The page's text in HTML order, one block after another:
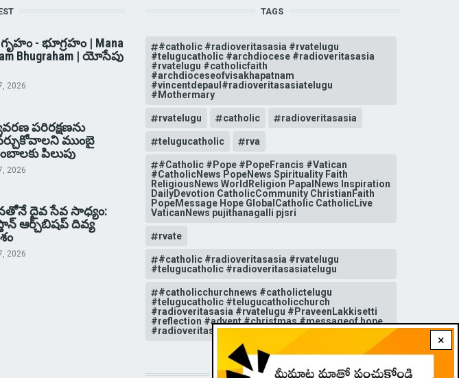
×
- భూగ్రహం | Mana
Bhugraham | యోసేపు
2026
పరిరక్షణను
ముంబై
పిలుపు
2026
దైవ సేవ సాధ్యం:
ఆర్చ్‌బిషప్ దివ్య
2026
TAGS
#catholic #radioveritasasia #rvatelugu
#telugucatholic #archdiocese #radioveritasasia
#rvatelugu #catholicfaith
#archdioceseofvisakhapatnam
#vincentdepaul#radioveritasasiatelugu
#Mothermary
rvatelugu catholic radioveritasasia
telugucatholic rva
#Catholic #Pope #PopeFrancis #Vatican
#CatholicNews PopeNews Spirituality Faith
ReligiousNews WorldReligion PapalNews Inspiration
DailyDevotion CatholicCommunity ChristianFaith
PopeMessage Hope GlobalCatholic CatholicLive
VaticanNews pujithanagalli pjsri
rvate
#catholic #radioveritasasia #rvatelugu
#telugucatholic #radioveritasasiatelugu
#catholicchurchnews #catholictelugu
#telugucatholic #telugucatholicchurch
#radioveritasasia #rvatelugu #PraveenLakkisetti
#reflection #advent #christmas #messageof hope
#radioveritas #rvatelugu #viral #insta
STAY CONNECTED WITH US!